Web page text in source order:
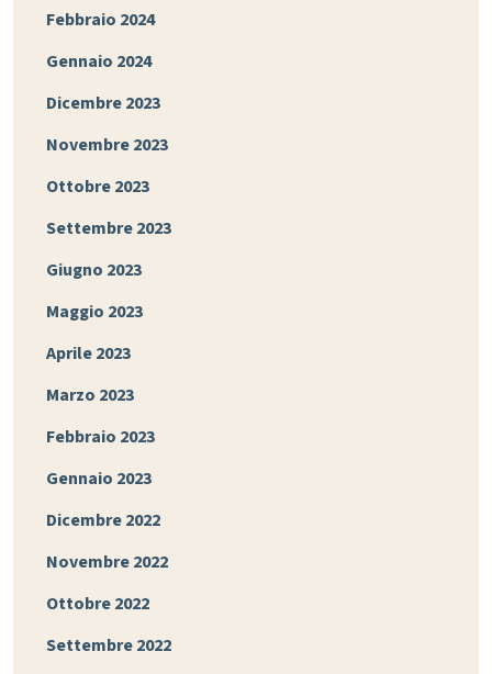
Febbraio 2024
Gennaio 2024
Dicembre 2023
Novembre 2023
Ottobre 2023
Settembre 2023
Giugno 2023
Maggio 2023
Aprile 2023
Marzo 2023
Febbraio 2023
Gennaio 2023
Dicembre 2022
Novembre 2022
Ottobre 2022
Settembre 2022